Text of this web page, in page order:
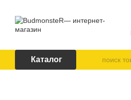
Каталог